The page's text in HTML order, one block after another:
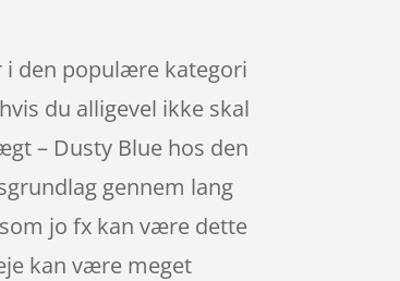
i den populære kategori
du alligevel ikke skal
– Dusty Blue hos den
gennem lang
jo fx kan være dette
kan være meget